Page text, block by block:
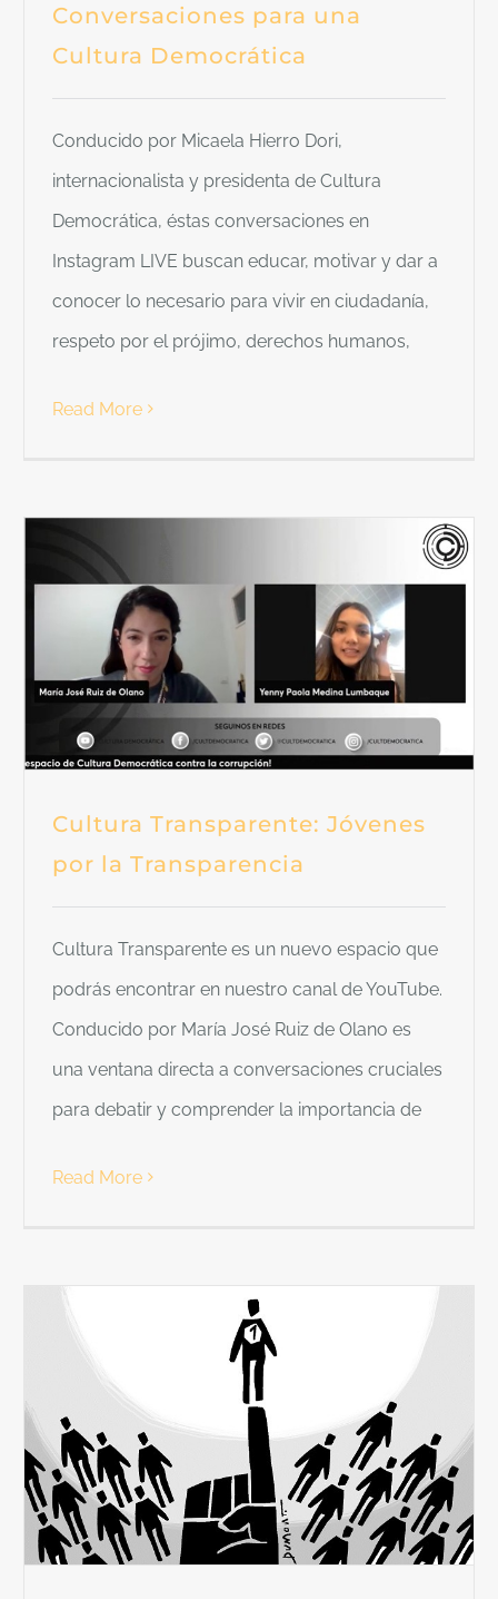
Conversaciones para una
Cultura Democrática
Conducido por Micaela Hierro Dori,
internacionalista y presidenta de Cultura
Democrática, éstas conversaciones en
Instagram LIVE buscan educar, motivar y dar a
conocer lo necesario para vivir en ciudadanía,
respeto por el prójimo, derechos humanos,
Read More
Cultura Transparente: Jóvenes
por la Transparencia
Cultura Transparente es un nuevo espacio que
podrás encontrar en nuestro canal de YouTube.
Conducido por María José Ruiz de Olano es
una ventana directa a conversaciones cruciales
para debatir y comprender la importancia de
Read More